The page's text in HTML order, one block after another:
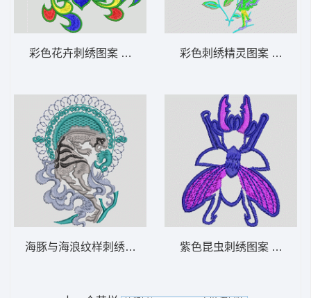
彩色花卉刺绣图案 佛绣
海豚与海浪纹样刺绣 豹子
彩色刺绣精灵图案 花仙子
紫色昆虫刺绣图案 苍蝇蜜